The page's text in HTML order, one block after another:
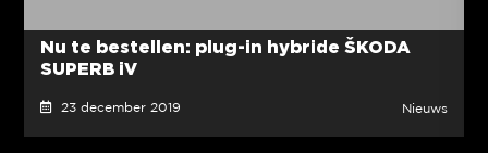
Nu te bestellen: plug-in hybride ŠKODA
SUPERB iV
23 december 2019 Nieuws